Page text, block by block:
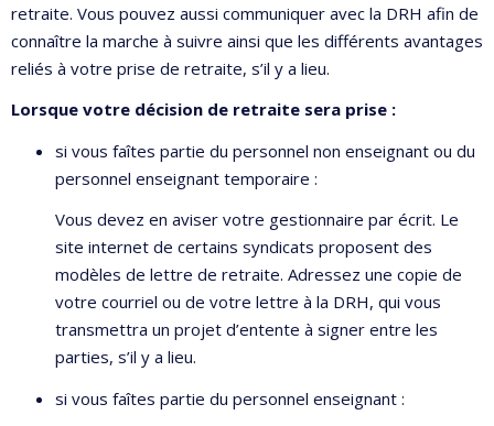
retraite. Vous pouvez aussi communiquer avec la DRH afin de
connaître la marche à suivre ainsi que les différents avantages
reliés à votre prise de retraite, s’il y a lieu.
Lorsque votre décision de retraite sera prise :
si vous faîtes partie du personnel non enseignant ou du
personnel enseignant temporaire :
Vous devez en aviser votre gestionnaire par écrit. Le
site internet de certains syndicats proposent des
modèles de lettre de retraite. Adressez une copie de
votre courriel ou de votre lettre à la DRH, qui vous
transmettra un projet d’entente à signer entre les
parties, s’il y a lieu.
si vous faîtes partie du personnel enseignant :